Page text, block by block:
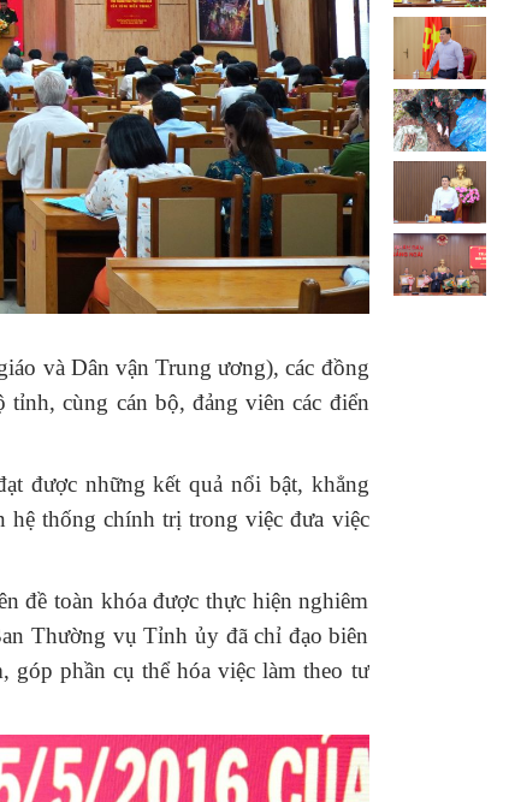
và Dân vận Trung ương), các đồng
cùng cán bộ, đảng viên các điển
được những kết quả nổi bật, khẳng
hệ thống chính trị trong việc đưa việc
đề toàn khóa được thực hiện nghiêm
Thường vụ Tỉnh ủy đã chỉ đạo biên
góp phần cụ thể hóa việc làm theo tư